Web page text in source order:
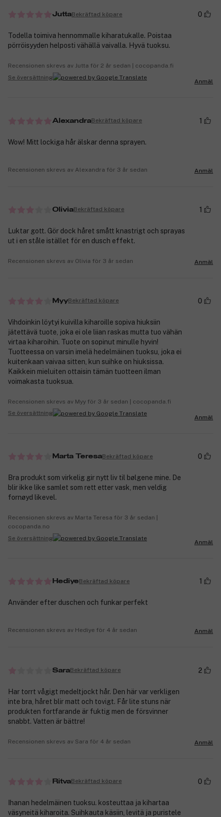
JuttaBekräftad köpare 0
Todella toimiva hennommalle kiharatukalle. Poistaa
pörröisyyden helposti vähällä vaivalla. Hyvä tuoksu.
Recensionen skrevs av Jutta för 2 år sedan | cocopanda.fi
Se översättning
Anmäl
AlexandraBekräftad köpare 1
Wow! Mitt lockiga hår älskar denna sprayen.
Recensionen skrevs av Alexandra för 3 år sedan Anmäl
OliviaBekräftad köpare 1
Luktar gott. Gör dock håret smått knastrigt och sprayas
ut i en ståle istället för en dusch effekt.
Recensionen skrevs av Olivia för 3 år sedan Anmäl
MyyBekräftad köpare 0
Vihdoinkin löytyi kuivilla kiharoille sopiva hiuksiin
jätettävä tuote, joka ei ole liian raskas mutta tuo vähän
virtaa kiharoihin. Tuote on sopinut minulle hyvin!
Tuotteessa on varsin imelä hedelmäinen tuoksu, joka ei
kuitenkaan vaivaa sitten, kun suihke on hiuksissa.
Kaikkein mieluiten ottaisin tämän tuotteen ilman
voimakasta tuoksua.
Recensionen skrevs av Myy för 3 år sedan | cocopanda.fi
Se översättning
Anmäl
Marta TeresaBekräftad köpare 0
Bra produkt som virkelig gir nytt liv til bølgene mine. De
blir ikke like samlet som rett etter vask, men veldig
fornøyd likevel.
Recensionen skrevs av Marta Teresa för 3 år sedan |
cocopanda.no
Se översättning
Anmäl
HediyeBekräftad köpare 1
Använder efter duschen och funkar perfekt
Recensionen skrevs av Hediye för 4 år sedan Anmäl
SaraBekräftad köpare 2
Har torrt vågigt medeltjockt hår. Den här var verkligen
inte bra, håret blir matt och tovigt. Får lite stuns när
produkten fortfarande är fuktig men de försvinner
snabbt. Vatten är bättre!
Recensionen skrevs av Sara för 4 år sedan Anmäl
RitvaBekräftad köpare 0
Ihanan hedelmäinen tuoksu. kosteuttaa ja kihartaa
väsyneitä kiharoita. Suihkauta käsiin, levitä ja puristele